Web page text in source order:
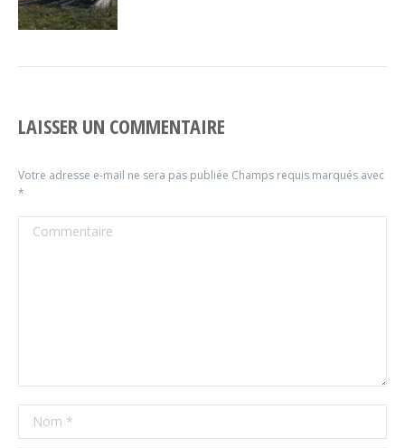
LAISSER UN COMMENTAIRE
Votre adresse e-mail ne sera pas publiée Champs requis marqués avec
*
Commentaire
Nom *